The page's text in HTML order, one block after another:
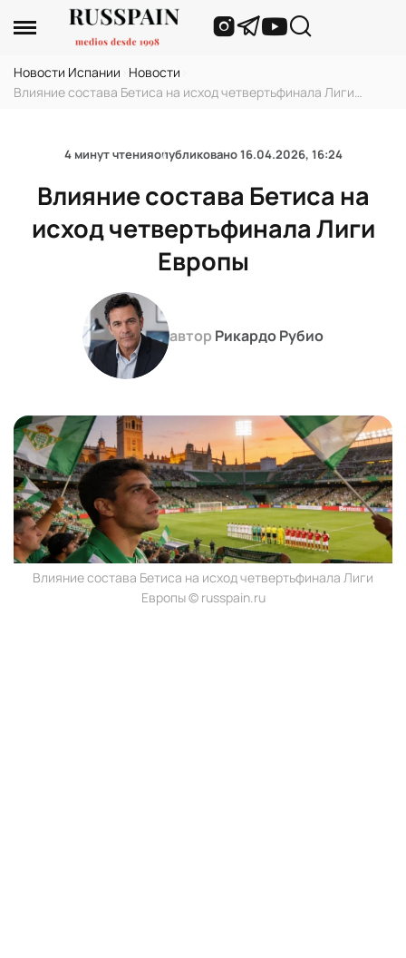
Новости Испании Новости
Влияние состава Бетиса на исход четвертьфинала Лиги
4 минут чтенияопубликовано16.04.2026, 16:24
Влияние состава Бетиса на
исход четвертьфинала Лиги
Европы
автор Рикардо Рубио
Влияние состава Бетиса на исход четвертьфинала Лиги
Европы © russpain.ru